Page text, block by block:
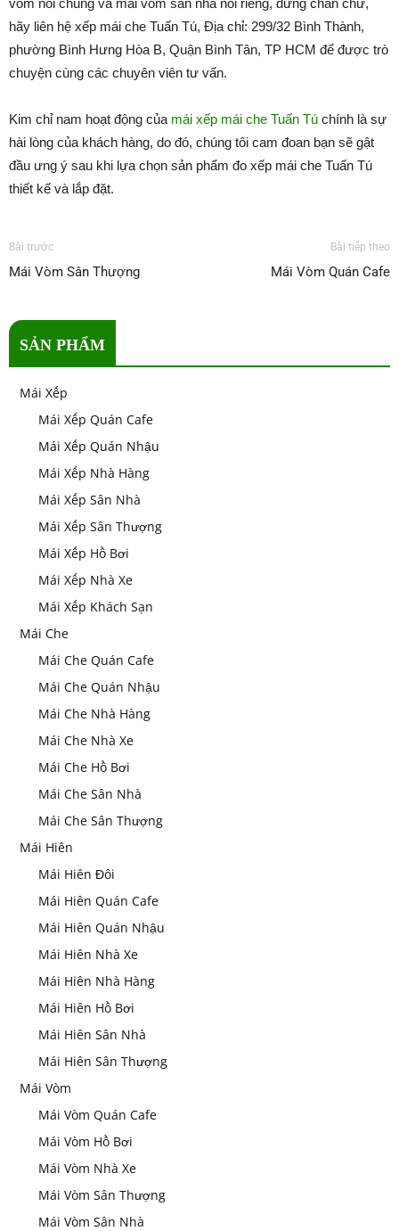
vòm nói chung và mái vòm sân nhà nói riêng, đừng chần chừ,
hãy liên hệ xếp mái che Tuấn Tú, Địa chỉ: 299/32 Bình Thành,
phường Bình Hưng Hòa B, Quận Bình Tân, TP HCM để được trò
chuyện cùng các chuyên viên tư vấn.
Kim chỉ nam hoạt động của mái xếp mái che Tuấn Tú chính là sự
hài lòng của khách hàng, do đó, chúng tôi cam đoan bạn sẽ gật
đầu ưng ý sau khi lựa chọn sản phẩm đo xếp mái che Tuấn Tú
thiết kế và lắp đặt.
Bài trước
Mái Vòm Sân Thượng
Bài tiếp theo
Mái Vòm Quán Cafe
SẢN PHẨM
Mái Xếp
Mái Xếp Quán Cafe
Mái Xếp Quán Nhậu
Mái Xếp Nhà Hàng
Mái Xếp Sân Nhà
Mái Xếp Sân Thượng
Mái Xếp Hồ Bơi
Mái Xếp Nhà Xe
Mái Xếp Khách Sạn
Mái Che
Mái Che Quán Cafe
Mái Che Quán Nhậu
Mái Che Nhà Hàng
Mái Che Nhà Xe
Mái Che Hồ Bơi
Mái Che Sân Nhà
Mái Che Sân Thượng
Mái Hiên
Mái Hiên Đôi
Mái Hiên Quán Cafe
Mái Hiên Quán Nhậu
Mái Hiên Nhà Xe
Mái Hiên Nhà Hàng
Mái Hiên Hồ Bơi
Mái Hiên Sân Nhà
Mái Hiên Sân Thượng
Mái Vòm
Mái Vòm Quán Cafe
Mái Vòm Hồ Bơi
Mái Vòm Nhà Xe
Mái Vòm Sân Thượng
Mái Vòm Sân Nhà